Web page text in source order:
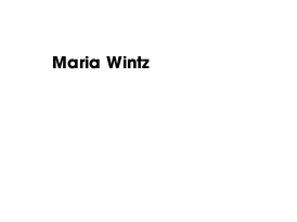
Maria Wintz